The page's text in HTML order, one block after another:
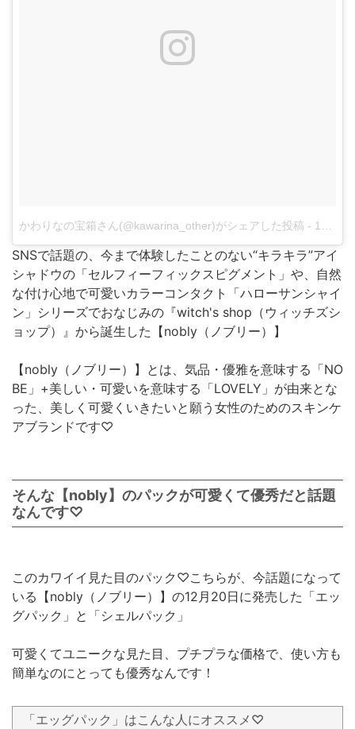
かわりなの宝箱さん(@kawarina_other)がシェアした投稿 - 12月 17, 2017 at 5:28午前 PST
SNSで話題の、今まで体験したことのない“キラキラ”アイ
シャドウの「セルフィーフィックスピグメント」や、自然
な付け心地で可愛いカラーコンタクト「ハローサンシャイ
ン」シリーズでおなじみの『witch's shop（ウィッチズシ
ョップ）』から誕生した【nobly（ノブリー）】
【nobly（ノブリー）】とは、気品・優雅を意味する「NO
BE」+美しい・可愛いを意味する「LOVELY」が由来とな
った、美しく可愛くいきたいと願う女性のためのスキンケ
アブランドです♡
そんな【nobly】のパックが可愛くて優秀だと話題
なんです♡
このカワイイ見た目のパック♡こちらが、今話題になって
いる【nobly（ノブリー）】の12月20日に発売した「エッ
グパック」と「シェルパック」
可愛くてユニークな見た目、プチプラな価格で、使い方も
簡単なのにとっても優秀なんです！
「エッグパック」はこんな人にオススメ♡